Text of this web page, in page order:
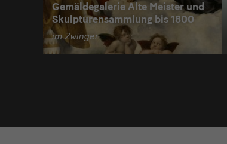
Gemäldegalerie Alte Meister und
Skulpturensammlung bis 1800
im Zwinger